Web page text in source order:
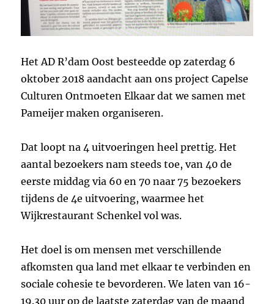
Het AD R’dam Oost besteedde op zaterdag 6
oktober 2018 aandacht aan ons project Capelse
Culturen Ontmoeten Elkaar dat we samen met
Pameijer maken organiseren.
Dat loopt na 4 uitvoeringen heel prettig. Het
aantal bezoekers nam steeds toe, van 40 de
eerste middag via 60 en 70 naar 75 bezoekers
tijdens de 4e uitvoering, waarmee het
Wijkrestaurant Schenkel vol was.
Het doel is om mensen met verschillende
afkomsten qua land met elkaar te verbinden en
sociale cohesie te bevorderen. We laten van 16-
19.30 uur op de laatste zaterdag van de maand